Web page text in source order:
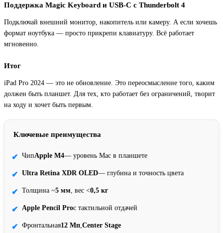
Поддержка Magic Keyboard и USB-C с Thunderbolt 4
Подключай внешний монитор, накопитель или камеру. А если хочешь
формат ноутбука — просто прикрепи клавиатуру. Всё работает
мгновенно.
Итог
iPad Pro 2024 — это не обновление. Это переосмысление того, каким
должен быть планшет. Для тех, кто работает без ограничений, творит
на ходу и хочет быть первым.
Ключевые преимущества
✔ ЧипApple M4— уровень Mac в планшете
✔ Ultra Retina XDR OLED— глубина и точность цвета
✔ Толщина ~5 мм , вес <0,5 кг
✔ Apple Pencil Proс тактильной отдачей
✔ Фронтальная12 Мп Center Stage